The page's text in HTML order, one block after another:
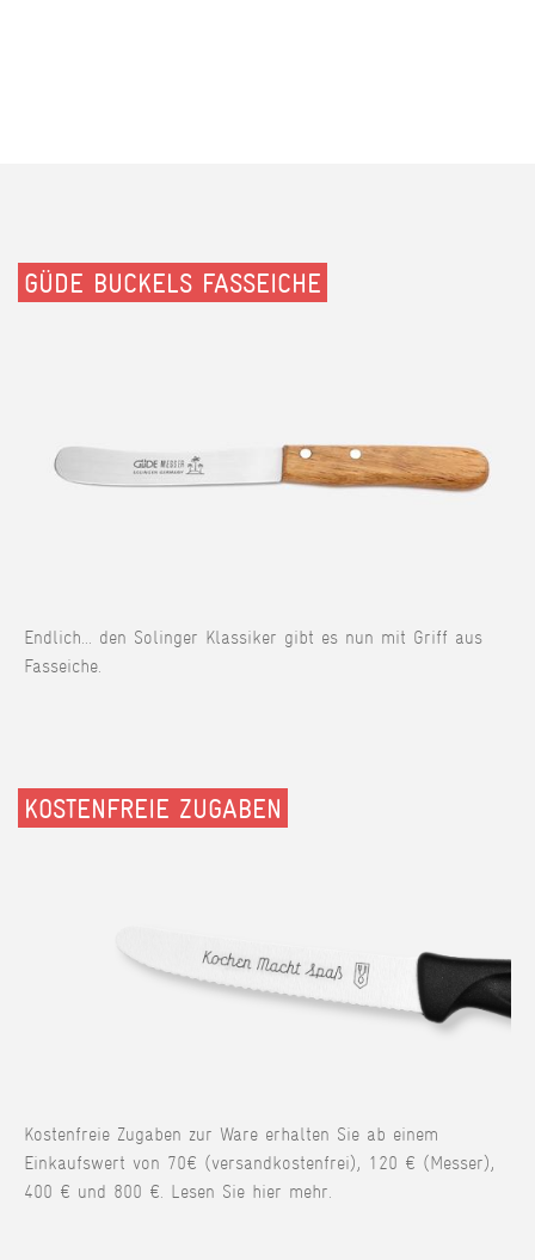
GÜDE BUCKELS FASSEICHE
Endlich... den Solinger Klassiker gibt es nun mit Griff aus
Fasseiche.
KOSTENFREIE ZUGABEN
Kostenfreie Zugaben zur Ware erhalten Sie ab einem
Einkaufswert von 70€ (versandkostenfrei), 120 € (Messer),
400 € und 800 €. Lesen Sie hier mehr.